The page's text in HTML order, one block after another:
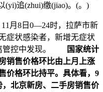
(yi)追(zhui)缴(jiao)。(。)
月8日0—24时，拉萨市新
症状感染者，新增无症状
管控中发现。
国家统计
销售价格环比由上月上涨
价格环比持平。具体看，9
北京新房、二手房销售价